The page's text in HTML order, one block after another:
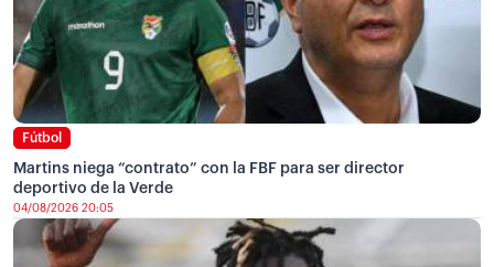
Fútbol
Martins niega “contrato” con la FBF para ser director
deportivo de la Verde
04/08/2026 20:05